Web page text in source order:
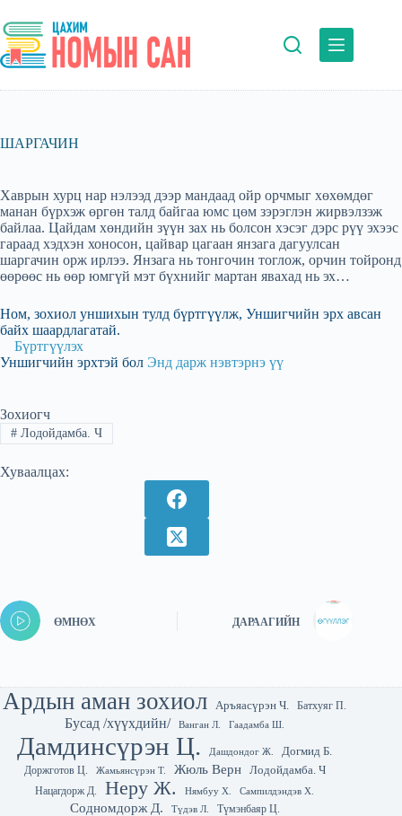
to
content
ШАРГАЧИН
Хаврын хурц нар нэлээд дээр мандаад ойр орчмыг хөхөмдөг
манан бүрхэж өргөн талд байгаа юмс цөм зэрэглэн жирвэлзэж
байлаа. Цайдам хөндийн зүүн зах нь болсон хэсэг дэрс рүү эхээс
гараад хэдхэн хоносон, цайвар цагаан янзага дагуулсан
шаргачин орж ирлээ. Янзага нь тонгочин тоглож, орчин тойронд
өөрөөс нь өөр юмгүй мэт бүхнийг мартан явахад нь эх…
Ном, зохиол уншихын тулд бүртгүүлж, Уншигчийн эрх авсан
байх шаардлагатай.
Бүртгүүлэх
Уншигчийн эрхтэй бол Энд дарж нэвтэрнэ үү
Зохиогч
#Лодойдамба. Ч
Хуваалцах:
ӨМНӨХ ДАРААГИЙН
Ардын аман зохиол Аръяасүрэн Ч. Батхуяг П.
Бусад /хүүхдийн/ Ванган Л. Гаадамба Ш.
Дамдинсүрэн Ц. Дашдондог Ж.
Догмид Б.
Доржготов Ц.
Жамьянсүрэн Т. Жюль Верн Лодойдамба. Ч
Нацагдорж Д. Неру Ж. Нямбуу Х. Сампилдэндэв Х.
Содномдорж Д. Түдэв Л. Түмэнбаяр Ц.